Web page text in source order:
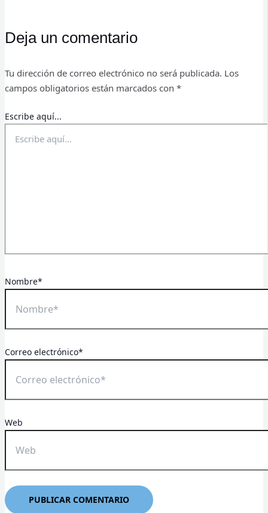
Deja un comentario
Tu dirección de correo electrónico no será publicada. Los
campos obligatorios están marcados con *
Escribe aquí...
Nombre*
Correo electrónico*
Web